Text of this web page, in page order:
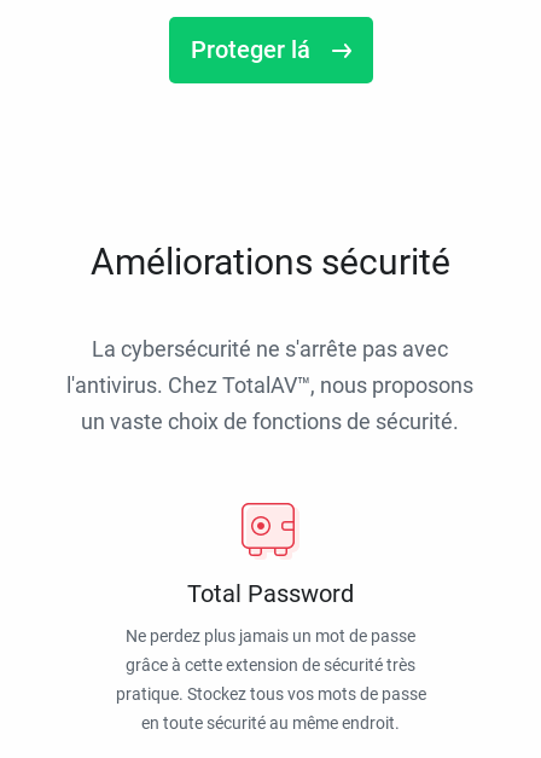
Proteger lá
Améliorations sécurité
La cybersécurité ne s'arrête pas avec
l'antivirus. Chez TotalAV™, nous proposons
un vaste choix de fonctions de sécurité.
Total Password
Ne perdez plus jamais un mot de passe
grâce à cette extension de sécurité très
pratique. Stockez tous vos mots de passe
en toute sécurité au même endroit.